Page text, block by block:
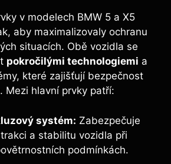
v modelech BMW 5 a X5
aby maximalizovaly ochranu
situacích. Obě vozidla se
pokročilými technologiemi a
které zajišťují bezpečnost
Mezi hlavní prvky patří:
systém: Zabezpečuje
a stabilitu vozidla při
podmínkách.